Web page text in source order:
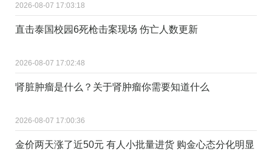
2026-08-07 17:03:18
直击泰国校园6死枪击案现场 伤亡人数更新
2026-08-07 17:02:48
肾脏肿瘤是什么？关于肾肿瘤你需要知道什么
2026-08-07 17:00:36
金价两天涨了近50元 有人小批量进货 购金心态分化明显